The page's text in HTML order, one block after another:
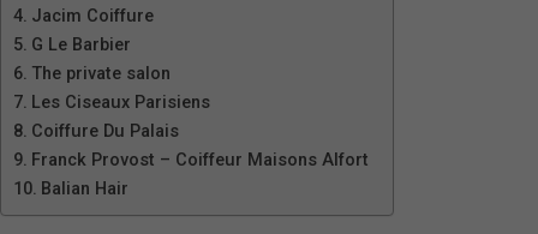
Jacim Coiffure
G Le Barbier
The private salon
Les Ciseaux Parisiens
Coiffure Du Palais
Franck Provost – Coiffeur Maisons Alfort
Balian Hair